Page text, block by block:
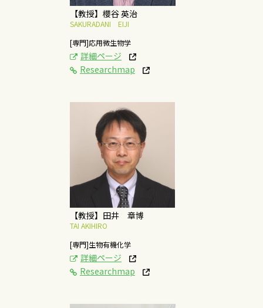
【教授】櫻谷 英治
SAKURADANI EIJI
[専門]応用微生物学
詳細ページ
Researchmap
[研究テーマ]
食品、化粧品、医薬品
における高機能性成分
の開発研究
概要はこちら
【教授】田井 章博
TAI AKIHIRO
[専門]生物有機化学
詳細ページ
Researchmap